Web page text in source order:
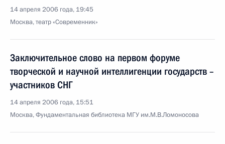
14 апреля 2006 года, 19:45
Москва, театр «Современник»
Заключительное слово на первом форуме
творческой и научной интеллигенции государств –
участников СНГ
14 апреля 2006 года, 15:51
Москва, Фундаментальная библиотека МГУ им.М.В.Ломоносова